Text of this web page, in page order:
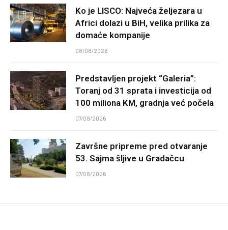
Ko je LISCO: Najveća željezara u
Africi dolazi u BiH, velika prilika za
domaće kompanije
08/08/2026
Predstavljen projekt “Galeria”:
Toranj od 31 sprata i investicija od
100 miliona KM, gradnja već počela
07/08/2026
Završne pripreme pred otvaranje
53. Sajma šljive u Gradačcu
07/08/2026